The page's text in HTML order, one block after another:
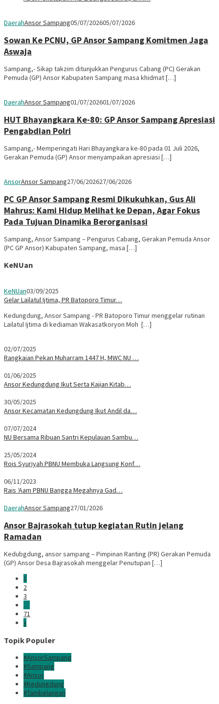
DaerahAnsor Sampang05/07/202605/07/2026
Sowan Ke PCNU, GP Ansor Sampang Komitmen Jaga
Aswaja
Sampang,- Sikap takzim ditunjukkan Pengurus Cabang (PC) Gerakan
Pemuda (GP) Ansor Kabupaten Sampang masa khidmat […]
DaerahAnsor Sampang01/07/202601/07/2026
HUT Bhayangkara Ke-80: GP Ansor Sampang Apresiasi
Pengabdian Polri
Sampang,- Memperingati Hari Bhayangkara ke-80 pada 01 Juli 2026,
Gerakan Pemuda (GP) Ansor menyampaikan apresiasi […]
AnsorAnsor Sampang27/06/202627/06/2026
PC GP Ansor Sampang Resmi Dikukuhkan, Gus Ali
Mahrus: Kami Hidup Melihat ke Depan, Agar Fokus
Pada Tujuan Dinamika Berorganisasi
Sampang, Ansor Sampang – Pengurus Cabang, Gerakan Pemuda Ansor
(PC GP Ansor) Kabupaten Sampang, masa […]
KeNUan
KeNUan03/09/2025
Gelar Lailatul Ijtima, PR Batoporo Timur…
Kedungdung, Ansor Sampang - PR Batoporo Timur menggelar rutinan
Lailatul Ijtima di kediaman Wakasatkoryon Moh […]
02/07/2025
Rangkaian Pekan Muharram 1447 H, MWC NU …
01/06/2025
Ansor Kedungdung Ikut Serta Kajian Kitab…
30/05/2025
Ansor Kecamatan Kedungdung Ikut Andil da…
07/07/2024
NU Bersama Ribuan Santri Kepulauan Sambu…
25/05/2024
Rois Syuriyah PBNU Membuka Langsung Konf…
06/11/2023
Rais ‘Aam PBNU Bangga Megahnya Gad…
DaerahAnsor Sampang27/01/2026
Ansor Bajrasokah tutup kegiatan Rutin jelang
Ramadan
Kedubgdung, ansor sampang – Pimpinan Ranting (PR) Gerakan Pemuda
(GP) Ansor Desa Bajrasokah menggelar Penutupan […]
1
2
3
…
71
»
Topik Populer
#AnsorSampang
#Sampang
#Ansor
#Kedungdung
#Tambelangan